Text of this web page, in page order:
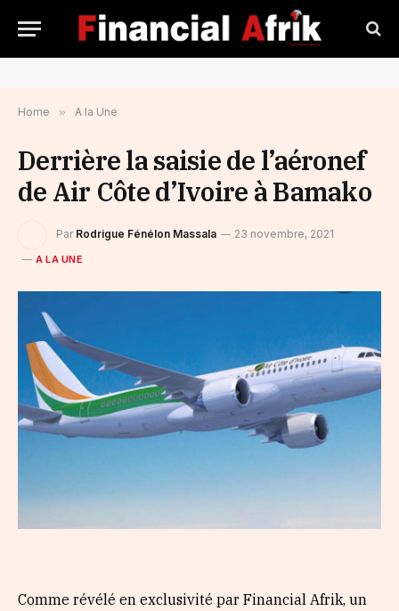
Home » A la Une
Derrière la saisie de l’aéronef
de Air Côte d’Ivoire à Bamako
Par Rodrigue Fénélon Massala 23 novembre, 2021
A LA UNE
Comme révélé en exclusivité par Financial Afrik, un